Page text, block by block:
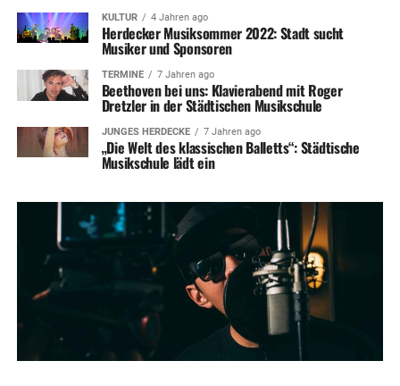
KULTUR 4 Jahren ago
Herdecker Musiksommer 2022: Stadt sucht
Musiker und Sponsoren
TERMINE 7 Jahren ago
Beethoven bei uns: Klavierabend mit Roger
Dretzler in der Städtischen Musikschule
JUNGES HERDECKE 7 Jahren ago
„Die Welt des klassischen Balletts“: Städtische
Musikschule lädt ein